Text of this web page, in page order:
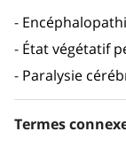
État végétatif
Paralysie
Termes